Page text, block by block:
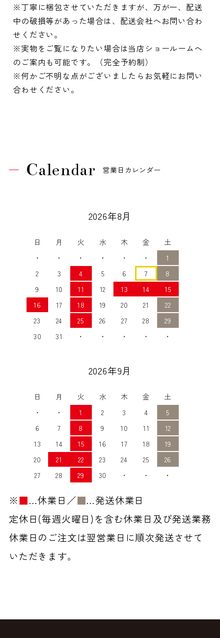
※丁寧に梱包させていただきますが、万が一、配送
中の破損等があった場合は、配送会社へお問い合わ
せください。
※実物をご覧になりたい場合は当店ショールームへ
のご案内も可能です。（完全予約制）
※何かご不明な点がございましたらお気軽にお問い
合わせください。
Calendar 営業日カレンダー
2026年8月
日 月 火 水 木 金
土
・
・ ・ ・ ・ ・
1
2
3 4 5 6 7
8
9
10 11 12 13 14
15
16
17 18 19 20 21
22
23
24 25 26 27 28
29
30
31 ・ ・ ・ ・ ・
2026年9月
日 月 火 水 木 金
土
・
・ 1 2 3 4
5
6
7 8 9 10 11
12
13
14 15 16 17 18
19
20
21 22 23 24 25
26
27
28 29 30 ・ ・ ・
※■…休業日／■…発送休業日
定休日(毎週火曜日)を含む休業日及び発送業務
休業日のご注文は翌営業日に順次発送させて
いただきます。